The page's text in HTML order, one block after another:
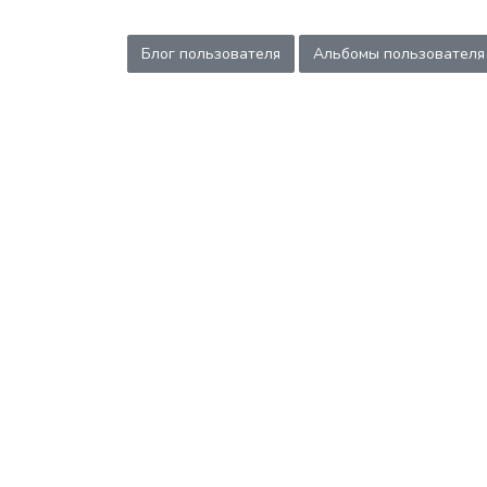
Блог пользователя Альбомы пользователя